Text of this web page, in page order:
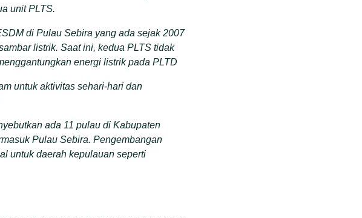
unit PLTS.
di Pulau Sebira yang ada sejak 2007
listrik. Saat ini, kedua PLTS tidak
energi listrik pada PLTD
untuk aktivitas sehari-hari dan
ada 11 pulau di Kabupaten
Pulau Sebira. Pengembangan
untuk daerah kepulauan seperti